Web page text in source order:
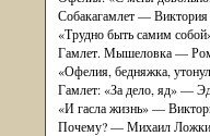
Собакагамлет — Виктория
«Трудно быть самим
Гамлет. Мышеловка —
«Офелия, бедняжка,
Гамлет: «За дело, яд» —
«И гасла жизнь» —
Почему? — Михаил